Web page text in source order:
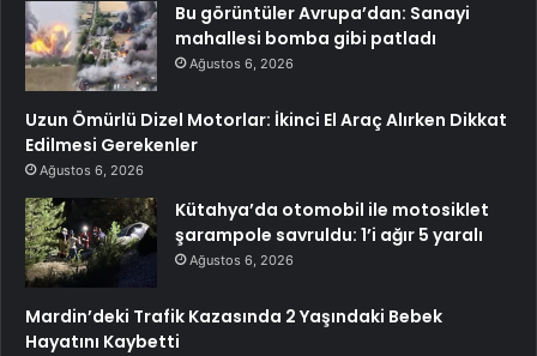
Bu görüntüler Avrupa’dan: Sanayi
mahallesi bomba gibi patladı
Ağustos 6, 2026
Uzun Ömürlü Dizel Motorlar: İkinci El Araç Alırken Dikkat
Edilmesi Gerekenler
Ağustos 6, 2026
Kütahya’da otomobil ile motosiklet
şarampole savruldu: 1’i ağır 5 yaralı
Ağustos 6, 2026
Mardin’deki Trafik Kazasında 2 Yaşındaki Bebek
Hayatını Kaybetti